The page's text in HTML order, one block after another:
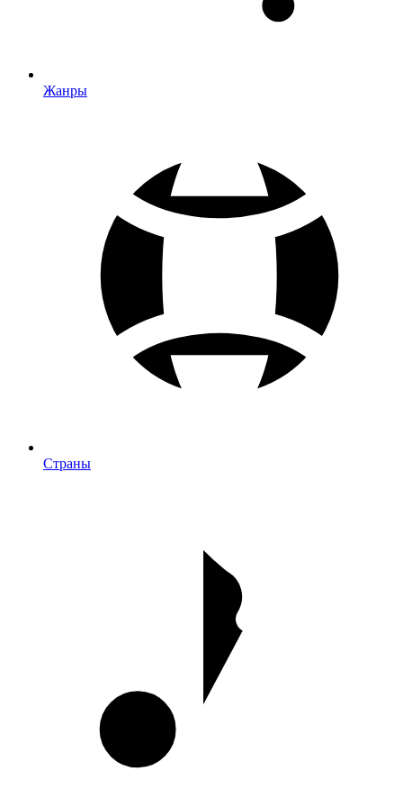
Жанры
Страны